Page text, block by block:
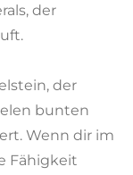
der
der
bunten
Wenn dir im
Fähigkeit